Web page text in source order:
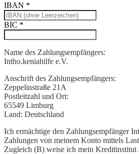
IBAN *
BIC *
Name des Zahlungsempfängers:
Intho.keniahilfe e.V.
Anschrift des Zahlungsempfängers:
Zeppelinstraße 21A
Postleitzahl und Ort:
65549 Limburg
Land: Deutschland
Ich ermächtige den Zahlungsempfänger
Zahlungen von meinem Konto mittels
Zugleich (B) weise ich mein Kreditinstitut